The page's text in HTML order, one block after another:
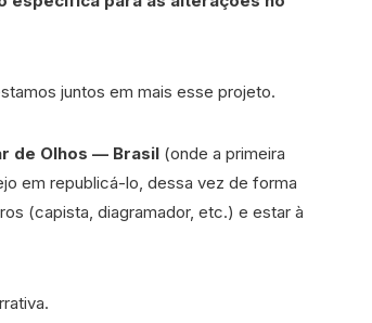
juntos em mais esse projeto.
de Olhos — Brasil (onde a primeira
em republicá-lo, dessa vez de forma
(capista, diagramador, etc.) e estar à